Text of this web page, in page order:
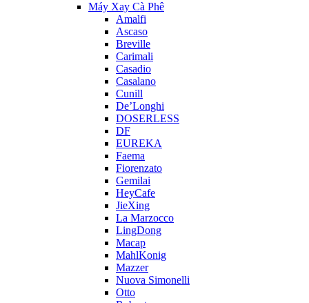
Máy Xay Cà Phê
Amalfi
Ascaso
Breville
Carimali
Casadio
Casalano
Cunill
De’Longhi
DOSERLESS
DF
EUREKA
Faema
Fiorenzato
Gemilai
HeyCafe
JieXing
La Marzocco
LingDong
Macap
MahlKonig
Mazzer
Nuova Simonelli
Otto